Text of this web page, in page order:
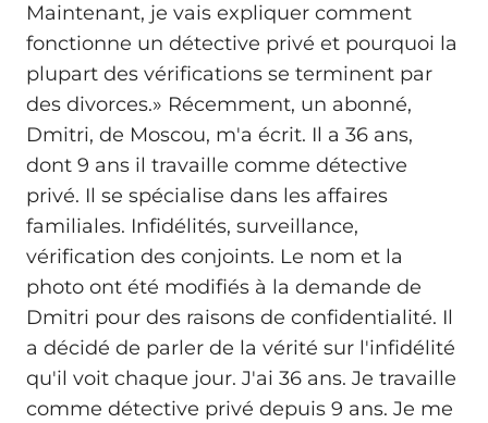
Maintenant, je vais expliquer comment
fonctionne un détective privé et pourquoi la
plupart des vérifications se terminent par
des divorces.» Récemment, un abonné,
Dmitri, de Moscou, m'a écrit. Il a 36 ans,
dont 9 ans il travaille comme détective
privé. Il se spécialise dans les affaires
familiales. Infidélités, surveillance,
vérification des conjoints. Le nom et la
photo ont été modifiés à la demande de
Dmitri pour des raisons de confidentialité. Il
a décidé de parler de la vérité sur l'infidélité
qu'il voit chaque jour. J'ai 36 ans. Je travaille
comme détective privé depuis 9 ans. Je me